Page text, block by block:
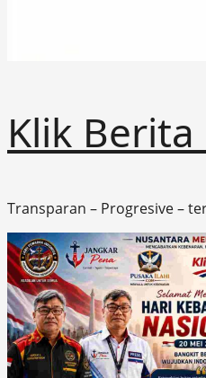
Klik Berita
Transparan – Progresive –